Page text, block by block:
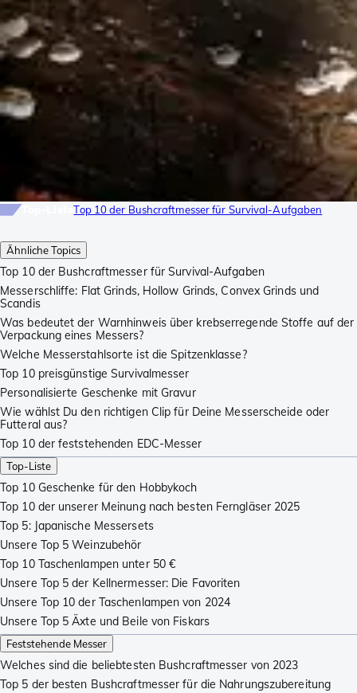
Ähnliche Topics
Top 10 der Bushcraftmesser für Survival-Aufgaben
Messerschliffe: Flat Grinds, Hollow Grinds, Convex Grinds und
Scandis
Was bedeutet der Warnhinweis über krebserregende Stoffe auf der
Verpackung eines Messers?
Welche Messerstahlsorte ist die Spitzenklasse?
Top 10 preisgünstige Survivalmesser
Personalisierte Geschenke mit Gravur
Wie wählst Du den richtigen Clip für Deine Messerscheide oder
Futteral aus?
Top 10 der feststehenden EDC-Messer
Top-Liste
Top 10 Geschenke für den Hobbykoch
Top 10 der unserer Meinung nach besten Ferngläser 2025
Top 5: Japanische Messersets
Unsere Top 5 Weinzubehör
Top 10 Taschenlampen unter 50 €
Unsere Top 5 der Kellnermesser: Die Favoriten
Unsere Top 10 der Taschenlampen von 2024
Unsere Top 5 Äxte und Beile von Fiskars
Feststehende Messer
Welches sind die beliebtesten Bushcraftmesser von 2023
Top 5 der besten Bushcraftmesser für die Nahrungszubereitung
Top-ListeTop 10 der Bushcraftmesser für Survival-Aufgaben